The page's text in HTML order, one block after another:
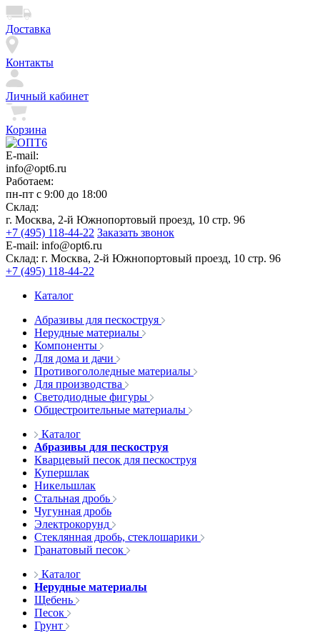
Доставка
Контакты
Личный кабинет
Корзина
E-mail:
info@opt6.ru
Работаем:
пн-пт с 9:00 до 18:00
Склад:
г. Москва, 2-й Южнопортовый проезд, 10 стр. 96
+7 (495) 118-44-22 Заказать звонок
E-mail: info@opt6.ru
Склад: г. Москва, 2-й Южнопортовый проезд, 10 стр. 96
+7 (495) 118-44-22
Каталог
Абразивы для пескоструя
Нерудные материалы
Компоненты
Для дома и дачи
Противогололедные материалы
Для производства
Светодиодные фигуры
Общестроительные материалы
Каталог
Абразивы для пескоструя
Кварцевый песок для пескоструя
Купершлак
Никельшлак
Стальная дробь
Чугунная дробь
Электрокорунд
Стеклянная дробь, стеклошарики
Гранатовый песок
Каталог
Нерудные материалы
Щебень
Песок
Грунт